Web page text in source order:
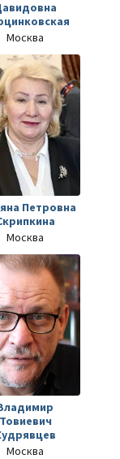
Москва
Петровна
Москва
Товиевич
Москва